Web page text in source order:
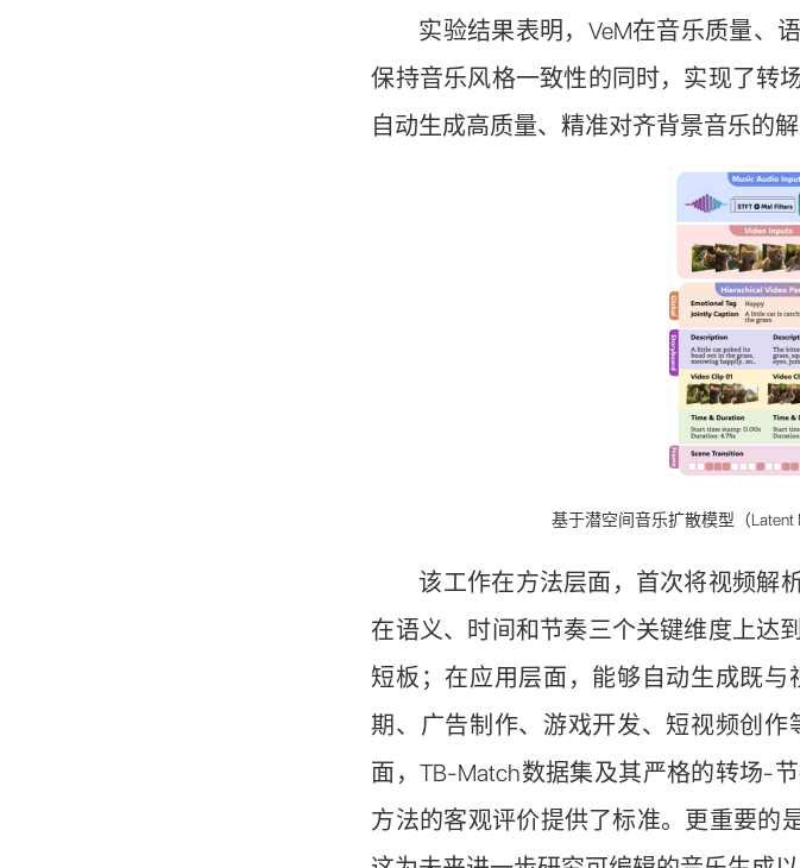
实验结果表明，VeM在音乐质量、
保持音乐风格一致性的同时，实现了转
自动生成高质量、精准对齐背景音乐的
基于潜空间音乐扩散模型（
该工作在方法层面，首次将视频解
在语义、时间和节奏三个关键维度上达
短板；在应用层面，能够自动生成既
期、广告制作、游戏开发、短视频创
面，TB-Match数据集及其严格的转场-
方法的客观评价提供了标准。更重要的